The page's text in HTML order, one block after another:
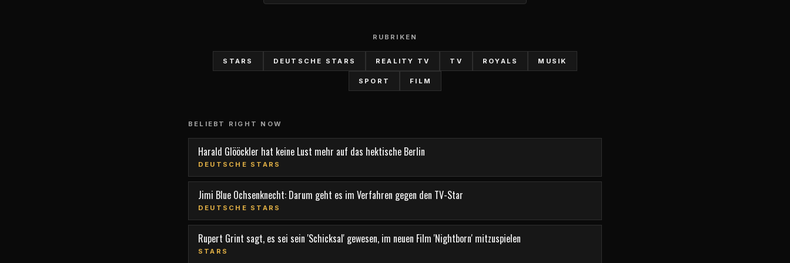
RUBRIKEN
STARS DEUTSCHE STARS REALITY TV TV ROYALS MUSIK
SPORT FILM
BELIEBT RIGHT NOW
Harald Glööckler hat keine Lust mehr auf das hektische Berlin
DEUTSCHE STARS
Jimi Blue Ochsenknecht: Darum geht es im Verfahren gegen den TV-Star
DEUTSCHE STARS
Rupert Grint sagt, es sei sein 'Schicksal' gewesen, im neuen Film 'Nightborn' mitzuspielen
STARS